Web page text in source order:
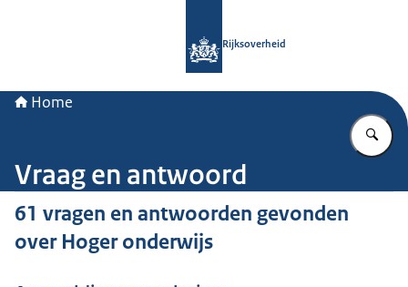
Rijksoverheid
Home
Vraag en antwoord
61 vragen en antwoorden gevonden
over Hoger onderwijs